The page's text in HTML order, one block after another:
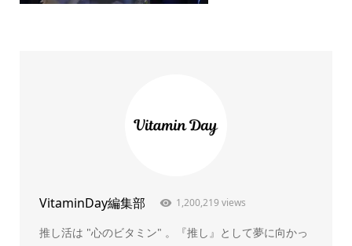
VitaminDay編集部 1,200,219 views
推し活は "心のビタミン" 。『推し』として夢に向かっ